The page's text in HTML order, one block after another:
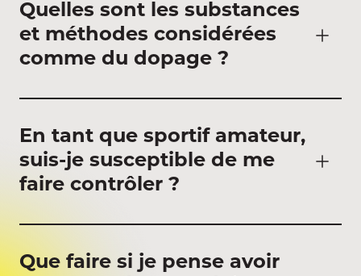
Quelles sont les substances
et méthodes considérées
comme du dopage ?
En tant que sportif amateur,
suis-je susceptible de me
faire contrôler ?
Que faire si je pense avoir